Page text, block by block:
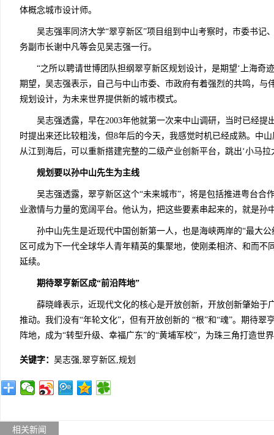
体概念城市设计师。
吴志强率同济大学“翠亨新区”项目组到中山考察时，市委书记
务副市长谢中凡等会见吴志强一行。
“之所以聘请世博团队担纲翠亨新区规划设计，是期望‘上海奇
期望，吴志强表示，自己与中山市委、市政府有着强烈的共鸣，与
规划设计，为未来世界提供新的城市模式。
吴志强透露，早在2003年他就第一次来中山调研，当时已经提
时提出来还比较粗浅，但8年后的今天，我感觉时机已经成熟。中
从江到海后，可以重新搭建完整的二级产业创新平台，跳出‘小马
规划要以孙中山先生为主线
吴志强透露，翠亨新区这个“未来城市”，将是包括推进粤台合
业激情与力量的宽阔平台。他认为，把这些要素串起来的，就是孙
孙中山先生是近现代中国创新第一人，也是海峡两岸的“最大公
区可成为下一代全球华人青年精英的集聚地，使刚柔相济、和而不
延续。
期待翠亨新区成“前沿阵地”
薛晓峰表示，近现代文化的核心是开放创新，开放创新肇始于
推动。我们没有“年轮文化”，但有开放创新的 “根”和“魂”。期待
阵地，成为“转型升级、幸福广东”的“黄埔军校”，为珠三角打造世
关键字： 吴志强,翠亨新区,规划
相关新闻